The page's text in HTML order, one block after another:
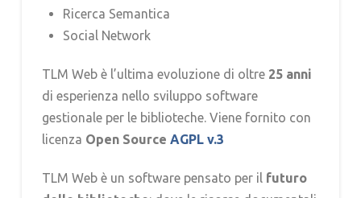
Ricerca Semantica
Social Network
TLM Web è l’ultima evoluzione di oltre 25 anni
di esperienza nello sviluppo software
gestionale per le biblioteche. Viene fornito con
licenza Open Source AGPL v.3
TLM Web è un software pensato per il futuro